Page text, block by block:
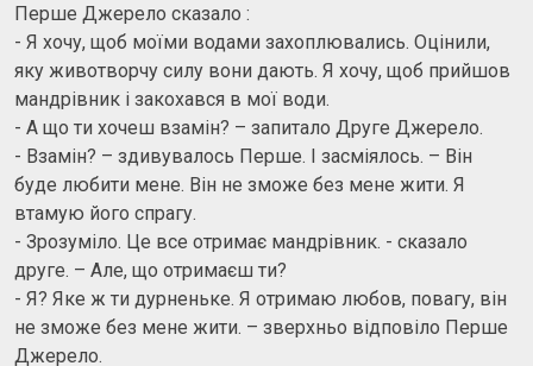
Перше Джерело сказало :
- Я хочу, щоб моїми водами захоплювались. Оцінили,
яку животворчу силу вони дають. Я хочу, щоб прийшов
мандрівник і закохався в мої води.
- А що ти хочеш взамін? – запитало Друге Джерело.
- Взамін? – здивувалось Перше. І засміялось. – Він
буде любити мене. Він не зможе без мене жити. Я
втамую його спрагу.
- Зрозуміло. Це все отримає мандрівник. - сказало
друге. – Але, що отримаєш ти?
- Я? Яке ж ти дурненьке. Я отримаю любов, повагу, він
не зможе без мене жити. – зверхньо відповіло Перше
Джерело.